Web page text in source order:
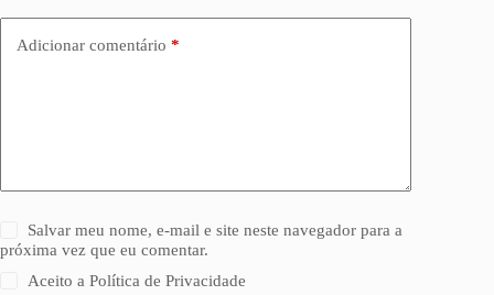
Adicionar comentário *
Salvar meu nome, e-mail e site neste navegador para a
próxima vez que eu comentar.
Aceito aPolítica de Privacidade